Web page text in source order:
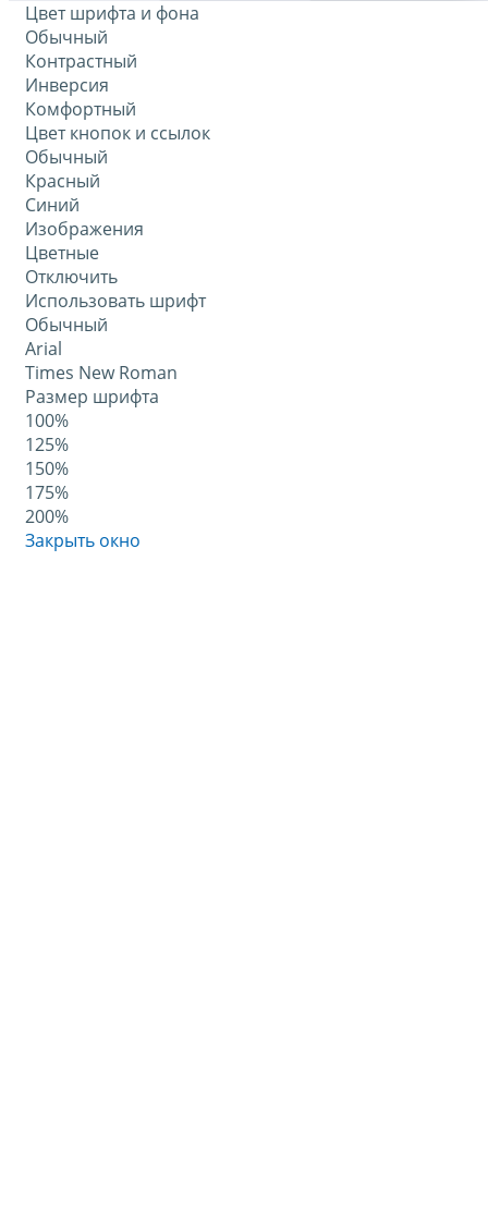
Цвет шрифта и фона
Обычный
Контрастный
Инверсия
Комфортный
Цвет кнопок и ссылок
Обычный
Красный
Синий
Изображения
Цветные
Отключить
Использовать шрифт
Обычный
Arial
Times New Roman
Размер шрифта
100%
125%
150%
175%
200%
Закрыть окно